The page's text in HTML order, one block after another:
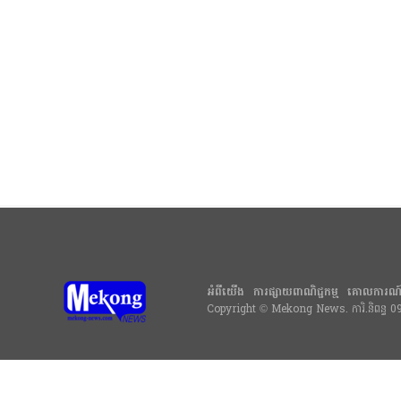
អំពីយើង ការផ្សាយពាណិជ្ជកម្ម
គោលការ
Copyright © Mekong News. ការិ.និពន្ធ